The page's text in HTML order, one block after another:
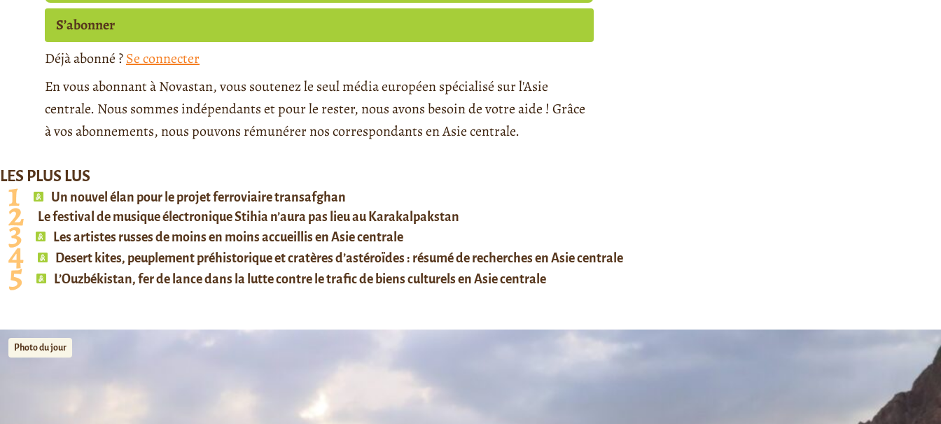
S’abonner
Déjà abonné ?Se connecter
En vous abonnant à Novastan, vous soutenez le seul média européen spécialisé sur l'Asie
centrale. Nous sommes indépendants et pour le rester, nous avons besoin de votre aide ! Grâce
à vos abonnements, nous pouvons rémunérer nos correspondants en Asie centrale.
LES PLUS LUS
Un nouvel élan pour le projet ferroviaire transafghan
Le festival de musique électronique Stihia n’aura pas lieu au Karakalpakstan
Les artistes russes de moins en moins accueillis en Asie centrale
Desert kites, peuplement préhistorique et cratères d’astéroïdes : résumé de recherches en Asie centrale
L’Ouzbékistan, fer de lance dans la lutte contre le trafic de biens culturels en Asie centrale
Photo du jour